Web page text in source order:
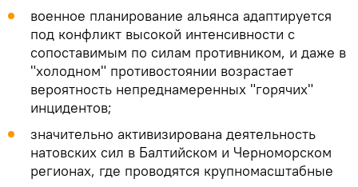
военное планирование альянса адаптируется
под конфликт высокой интенсивности с
сопоставимым по силам противником, и даже в
"холодном" противостоянии возрастает
вероятность непреднамеренных "горячих"
инцидентов;
значительно активизирована деятельность
натовских сил в Балтийском и Черноморском
регионах, где проводятся крупномасштабные